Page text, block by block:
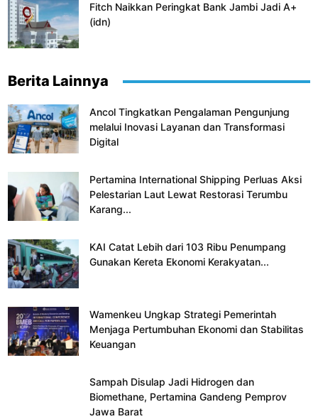
Fitch Naikkan Peringkat Bank Jambi Jadi A+
(idn)
Berita Lainnya
Ancol Tingkatkan Pengalaman Pengunjung
melalui Inovasi Layanan dan Transformasi
Digital
Pertamina International Shipping Perluas Aksi
Pelestarian Laut Lewat Restorasi Terumbu
Karang...
KAI Catat Lebih dari 103 Ribu Penumpang
Gunakan Kereta Ekonomi Kerakyatan...
Wamenkeu Ungkap Strategi Pemerintah
Menjaga Pertumbuhan Ekonomi dan Stabilitas
Keuangan
Sampah Disulap Jadi Hidrogen dan
Biomethane, Pertamina Gandeng Pemprov
Jawa Barat